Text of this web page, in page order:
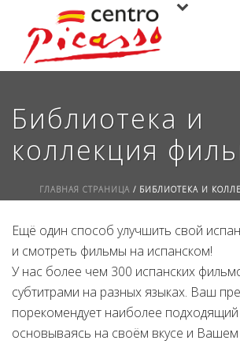
Библиотека и
коллекция
ГЛАВНАЯ СТРАНИЦА/ БИБЛИОТЕКА И
Ещё один способ улучшить свой
и смотреть фильмы на испанском!
У нас более чем 300 испанских
субтитрами на разных языках. Ваш
порекомендует наиболее
основываясь на своём вкусе и Вашем